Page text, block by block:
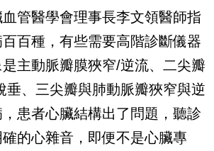
管醫學會理事長李文領醫師指
百種，有些需要高階診斷儀器
主動脈瓣膜狹窄/逆流、二尖瓣
垂、三尖瓣與肺動脈瓣狹窄與逆
患者心臟結構出了問題，聽診
的心雜音，即便不是心臟專